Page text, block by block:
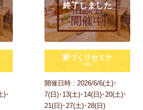
)･
家づくりセミナ
ー
開催日時 : 2026/6/6(土)･
7(日)･13(土)･14(日)･20(土)･
21(日)･27(土)･28(日)